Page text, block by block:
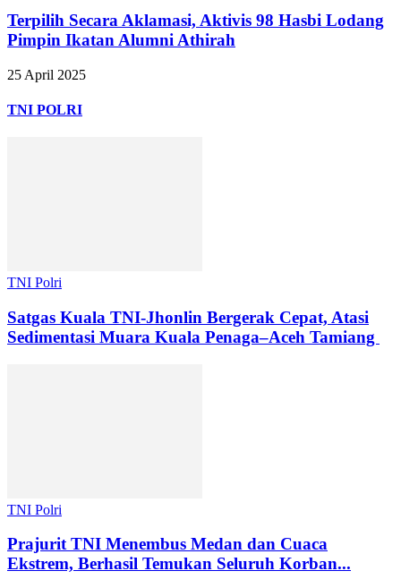
Terpilih Secara Aklamasi, Aktivis 98 Hasbi Lodang
Pimpin Ikatan Alumni Athirah
25 April 2025
TNI POLRI
TNI Polri
Satgas Kuala TNI-Jhonlin Bergerak Cepat, Atasi
Sedimentasi Muara Kuala Penaga–Aceh Tamiang
TNI Polri
Prajurit TNI Menembus Medan dan Cuaca
Ekstrem, Berhasil Temukan Seluruh Korban...